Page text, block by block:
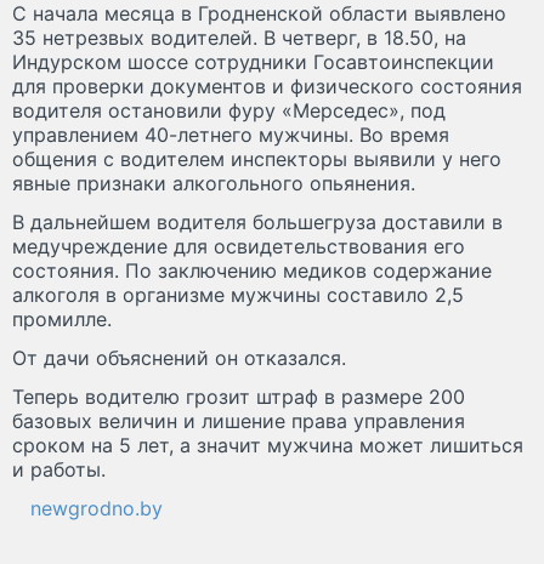
С начала месяца в Гродненской области выявлено
35 нетрезвых водителей. В четверг, в 18.50, на
Индурском шоссе сотрудники Госавтоинспекции
для проверки документов и физического состояния
водителя остановили фуру «Мерседес», под
управлением 40-летнего мужчины. Во время
общения с водителем инспекторы выявили у него
явные признаки алкогольного опьянения.
В дальнейшем водителя большегруза доставили в
медучреждение для освидетельствования его
состояния. По заключению медиков содержание
алкоголя в организме мужчины составило 2,5
промилле.
От дачи объяснений он отказался.
Теперь водителю грозит штраф в размере 200
базовых величин и лишение права управления
сроком на 5 лет, а значит мужчина может лишиться
и работы.
newgrodno.by